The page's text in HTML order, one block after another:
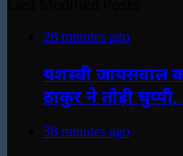
28 minutes ago
यशस्वी जायसवाल
ठाकुर ने तोड़ी
38 minutes ago